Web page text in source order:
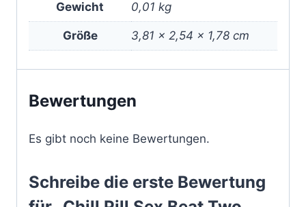
Gewicht 0,01 kg
Größe 3,81 × 2,54 × 1,78 cm
Bewertungen
Es gibt noch keine Bewertungen.
Schreibe die erste Bewertung